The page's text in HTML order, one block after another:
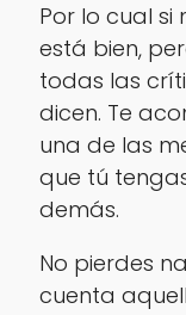
Por lo cual
está bien,
todas las
dicen. Te
una de las
que tú
demás.
No pierdes
cuenta